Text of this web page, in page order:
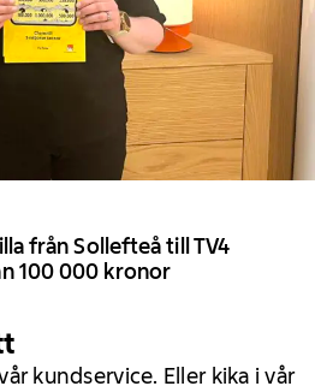
från Sollefteå till TV4
100 000 kronor
kundservice. Eller kika i vår